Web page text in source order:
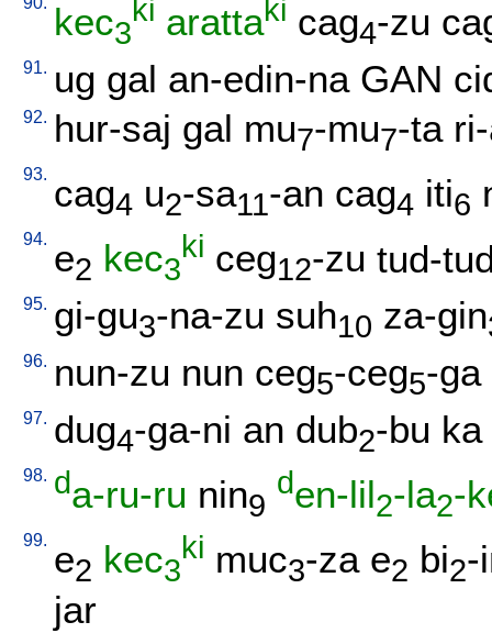
kec3
ki arattaki cag4-zu
91. ug gal an-edin-na GAN
92. hur-saj gal mu7-mu7-ta
93. cag4 u2-sa11-an cag4 iti6
94. e2 kec3
ki ceg12-zu tud-
95. gi-gu3-na-zu suh10 za-gin
96. nun-zu nun ceg5-ceg5-ga
97. dug4-ga-ni an dub2-bu ka
98. da-ru-ru nin9
den-lil2-la2-
99. e2 kec3
ki muc3-za e2 bi2-
jar